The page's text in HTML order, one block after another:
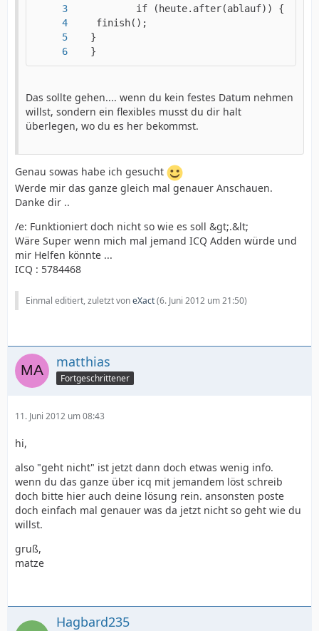
   }
Das sollte gehen.... wenn du kein festes Datum nehmen
willst, sondern ein flexibles musst du dir halt
überlegen, wo du es her bekommst.
Genau sowas habe ich gesucht
Werde mir das ganze gleich mal genauer Anschauen.
Danke dir ..
/e: Funktioniert doch nicht so wie es soll &gt;.&lt;
Wäre Super wenn mich mal jemand ICQ Adden würde und
mir Helfen könnte ...
ICQ : 5784468
Einmal editiert, zuletzt voneXact(6. Juni 2012 um 21:50)
matthias
Fortgeschrittener
11. Juni 2012 um 08:43
hi,
also "geht nicht" ist jetzt dann doch etwas wenig info.
wenn du das ganze über icq mit jemandem löst schreib
doch bitte hier auch deine lösung rein. ansonsten poste
doch einfach mal genauer was da jetzt nicht so geht wie du
willst.
gruß,
matze
Hagbard235